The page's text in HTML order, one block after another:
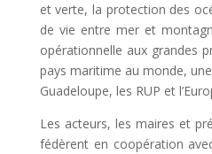
et verte, la protection des
de vie entre mer et
opérationnelle aux grandes
pays maritime au monde,
Guadeloupe, les RUP et
Les acteurs, les maires et
fédèrent en coopération